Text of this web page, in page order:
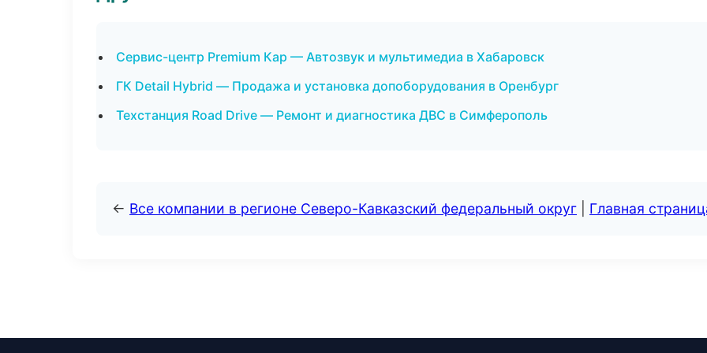
Сервис-центр Premium Кар — Автозвук и мультимедиа в Хабаровск
ГК Detail Hybrid — Продажа и установка допоборудования в Оренбург
Техстанция Road Drive — Ремонт и диагностика ДВС в Симферополь
← Все компании в регионе Северо-Кавказский федеральный округ Главная